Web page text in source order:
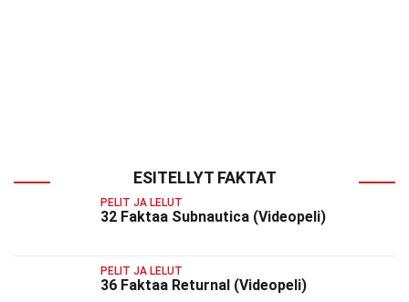
ESITELLYT FAKTAT
PELIT JA LELUT
32 Faktaa Subnautica (Videopeli)
PELIT JA LELUT
36 Faktaa Returnal (Videopeli)